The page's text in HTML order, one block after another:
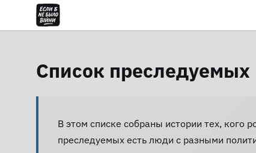
Список преследуемых
В этом списке собраны истории тех, кого
преследуемых есть люди с разными